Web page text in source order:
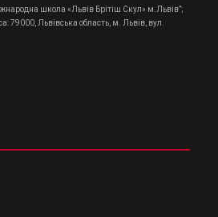
школа «Львів Брітіш Скул» м.Львів”;
Львівська область, м. Львів, вул.